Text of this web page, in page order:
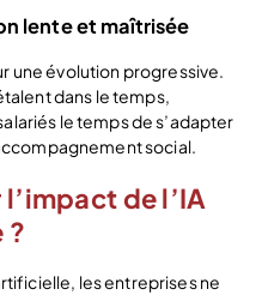
lente et maîtrisée
une évolution progressive.
dans le temps,
le temps de s’adapter
social.
de l’IA
?
les entreprises ne